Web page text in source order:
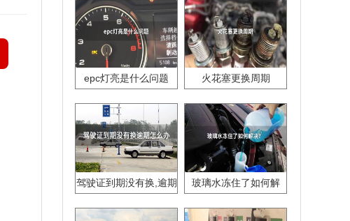
epc灯亮是什么问题 火花塞更换周期
驾驶证到期没有换,逾期
玻璃水冻住了如何解